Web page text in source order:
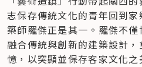
志保存傳統文化的青年回到
築師羅傑正是其一。羅傑不
融合傳統與創新的建築設計
憶，以突顯並保存客家文化之